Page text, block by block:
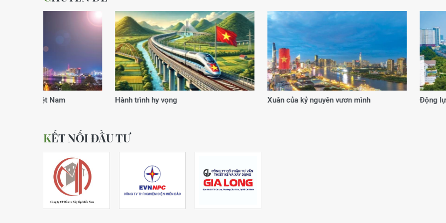
Xuân của kỷ nguyên vươn mình Động lực từ cơ chế, chính sách đặc thù 20 năm kiến tạo giá trị
KẾT NỐI ĐẦU TƯ